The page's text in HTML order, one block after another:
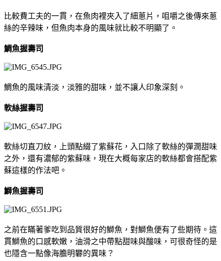
比較費工夫的一貫，在魚肉裡夾入了細蔥片，咀嚼之後傳來蔥
絲的辛辣味，但魚肉本身的風味就比較不明顯了。
鯛魚握壽司
鯛魚的風味清淡，淡雅的甜味，並不讓人印象深刻。
軟絲握壽司
軟絲切直刀紋，上頭點綴了紫蘇花，入口除了軟絲的彈潤甜味
之外，還有濃郁的紫蘇味，現在大概每家店的軟絲都會搭配紫
蘇這樣的作法吧。
鰤魚握壽司
之前在瞞著爹吃到品質很好的鰤魚，對鰤魚便有了些期待。這
貫鰤魚的口感軟嫩，油滑之中帶點甜味與酸味，可很奇怪的是
也隱含一點像海膽明礬的異味？